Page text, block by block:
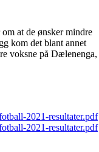
at de ønsker mindre
kom det blant annet
voksne på Dælenenga,
2021-resultater.pdf
2021-resultater.pdf